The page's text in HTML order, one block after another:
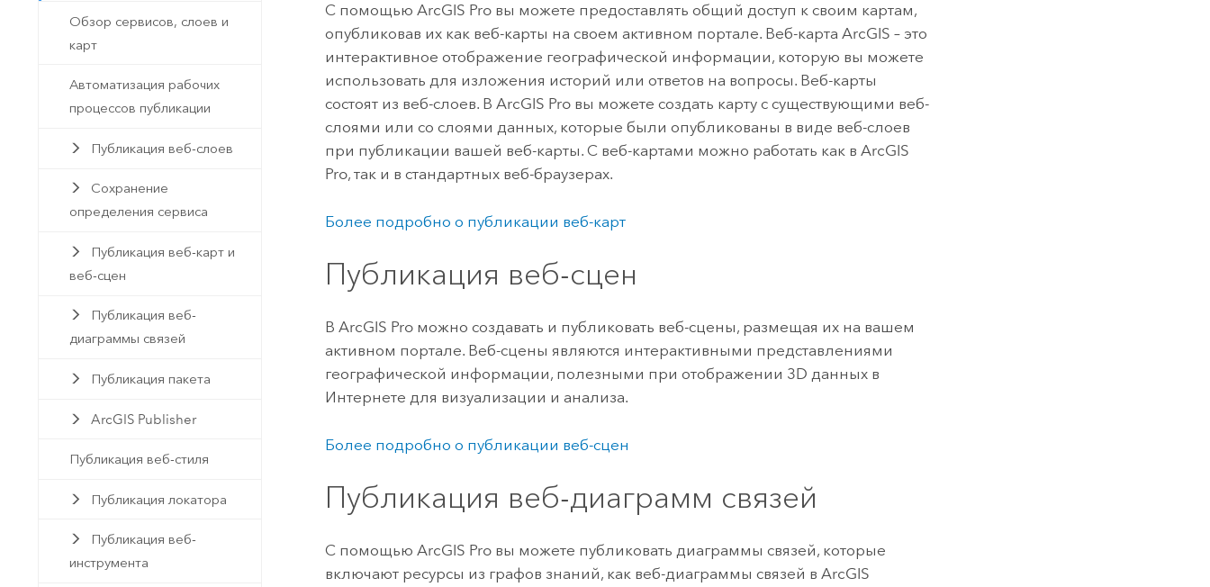
Обзор сервисов, слоев и
карт
Автоматизация рабочих
процессов публикации
Публикация веб-слоев
Сохранение
определения сервиса
Публикация веб-карт и
веб-сцен
Публикация веб-
диаграммы связей
Публикация пакета
ArcGIS Publisher
Публикация веб-стиля
Публикация локатора
Публикация веб-
инструмента
С помощьюArcGIS Pro вы можете предоставлять общий доступ к своим картам,
опубликовав их как веб-карты на своем активном портале. Веб-карта ArcGIS – это
интерактивное отображение географической информации, которую вы можете
использовать для изложения историй или ответов на вопросы. Веб-карты
состоят из веб-слоев. ВArcGIS Pro вы можете создать карту с существующими веб-
слоями или со слоями данных, которые были опубликованы в виде веб-слоев
при публикации вашей веб-карты. С веб-картами можно работать как вArcGIS
Pro, так и в стандартных веб-браузерах.
Более подробно о публикации веб-карт
Публикация веб-сцен
ВArcGIS Pro можно создавать и публиковать веб-сцены, размещая их на вашем
активном портале. Веб-сцены являются интерактивными представлениями
географической информации, полезными при отображении 3D данных в
Интернете для визуализации и анализа.
Более подробно о публикации веб-сцен
Публикация веб-диаграмм связей
С помощьюArcGIS Pro вы можете публиковать диаграммы связей, которые
включают ресурсы из графов знаний, как веб-диаграммы связей вArcGIS